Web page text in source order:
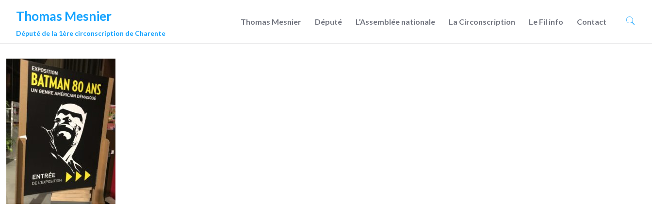
Thomas Mesnier
Député de la 1ère circonscription de Charente
Thomas Mesnier Député L’Assemblée nationale La Circonscription Le Fil info Contact